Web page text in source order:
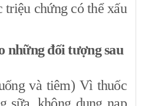
triệu chứng có thể xấu
những đối tượng sau
và tiêm) Vì thuốc